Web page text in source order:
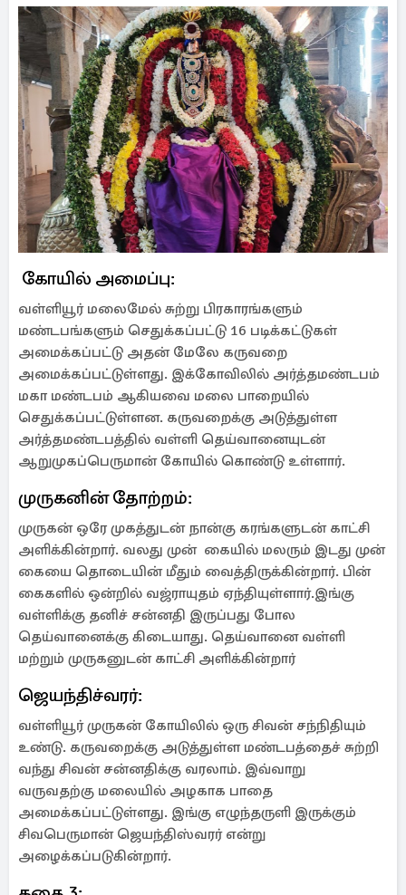
கோயில் அமைப்பு:
வள்ளியூர் மலைமேல் சுற்று பிரகாரங்களும்
மண்டபங்களும் செதுக்கப்பட்டு 16 படிக்கட்டுகள்
அமைக்கப்பட்டு அதன் மேலே கருவறை
அமைக்கப்பட்டுள்ளது. இக்கோவிலில் அர்த்தமண்டபம்
மகா மண்டபம் ஆகியவை மலை பாறையில்
செதுக்கப்பட்டுள்ளன. கருவறைக்கு அடுத்துள்ள
அர்த்தமண்டபத்தில் வள்ளி தெய்வானையுடன்
ஆறுமுகப்பெருமான் கோயில் கொண்டு உள்ளார்.
முருகனின் தோற்றம்:
முருகன் ஒரே முகத்துடன் நான்கு கரங்களுடன் காட்சி
அளிக்கின்றார். வலது முன் கையில் மலரும் இடது முன்
கையை தொடையின் மீதும் வைத்திருக்கின்றார். பின்
கைகளில் ஒன்றில் வஜ்ராயுதம் ஏந்தியுள்ளார்.இங்கு
வள்ளிக்கு தனிச் சன்னதி இருப்பது போல
தெய்வானைக்கு கிடையாது. தெய்வானை வள்ளி
மற்றும் முருகனுடன் காட்சி அளிக்கின்றார்
ஜெயந்திச்வரர்:
வள்ளியூர் முருகன் கோயிலில் ஒரு சிவன் சந்நிதியும்
உண்டு. கருவறைக்கு அடுத்துள்ள மண்டபத்தைச் சுற்றி
வந்து சிவன் சன்னதிக்கு வரலாம். இவ்வாறு
வருவதற்கு மலையில் அழகாக பாதை
அமைக்கப்பட்டுள்ளது. இங்கு எழுந்தருளி இருக்கும்
சிவபெருமான் ஜெயந்திஸ்வரர் என்று
அழைக்கப்படுகின்றார்.